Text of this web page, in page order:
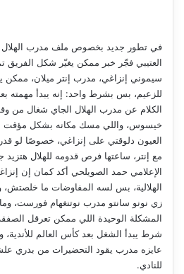
في تطور جديد بخصوص ملف مدرب الهلال
العتيبي فجّر خبر ممكن يغيّر شكل الفريق
سيموني إنزاغي، مدرب إنتر ميلان، ممكن
للزعيم، بس بشرط واحد: إنه يبدأ مهمته
الكلام عن مدرب الهلال الجاي شغال من
خيسوس، واللي مسك مكانه بشكل
العيون دلوقتي على إنزاغي، خصوصًا لو
مع إنتر، ساعتها فرص قدومه للهلال هتزيد
الإعلامي حمد الصويلحي أكد كمان إن
الهلالية، بس لسه المفاوضات ما خلصتش،
زي نونو سانتو مدرب نوتنغهام فورست،
المشكلة الوحيدة اللي ممكن تعرقل
شرط يبدأ الشغل بعد كأس العالم
عايزه مدرب يقود التحضيرات من بدري
للنادي.